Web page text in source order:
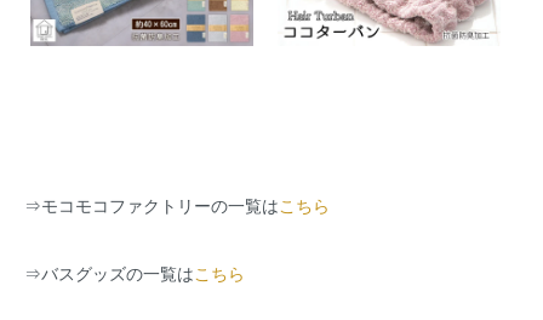
⇒モコモコファクトリーの一覧はこちら
⇒バスグッズの一覧はこちら